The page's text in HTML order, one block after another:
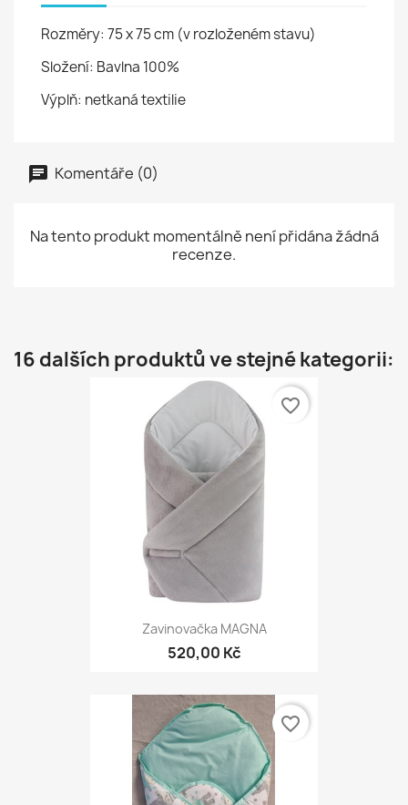
Rozměry: 75 x 75 cm (v rozloženém stavu)
Složení: Bavlna 100%
Výplň: netkaná textilie
Komentáře (0)
Na tento produkt momentálně není přidána žádná
recenze.
16 dalších produktů ve stejné kategorii:
Zavinovačka MAGNA
520,00 Kč
favorite_border
favorite_border